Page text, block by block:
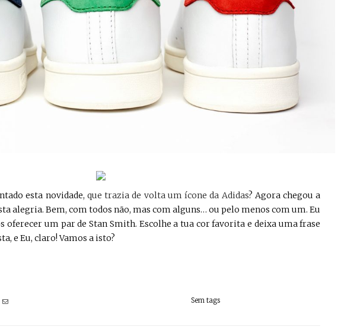
esta novidade, que trazia de volta um ícone da Adidas? Agora chegou a
alegria. Bem, com todos não, mas com alguns… ou pelo menos com um. Eu
oferecer um par de Stan Smith. Escolhe a tua cor favorita e deixa uma frase
e Eu, claro! Vamos a isto?
Sem tags